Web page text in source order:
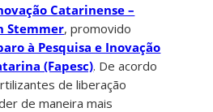
Catarinense –
Stemmer, promovido
à Pesquisa e Inovação
(Fapesc). De acordo
de liberação
de maneira mais